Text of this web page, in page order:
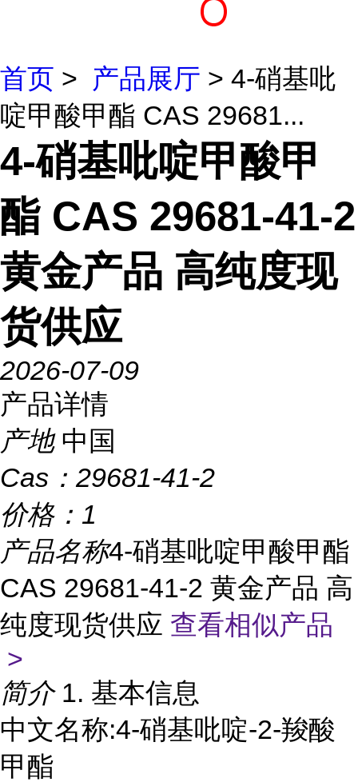
首页 > 产品展厅 > 4-硝基吡
啶甲酸甲酯 CAS 29681...
4-硝基吡啶甲酸甲
酯 CAS 29681-41-2
黄金产品 高纯度现
货供应
2026-07-09
产品详情
产地 中国
Cas： 29681-41-2
价格： 1
产品名称4-硝基吡啶甲酸甲酯
CAS 29681-41-2 黄金产品 高
纯度现货供应 查看相似产品
>
简介 1. 基本信息
中文名称:4-硝基吡啶-2-羧酸
甲酯